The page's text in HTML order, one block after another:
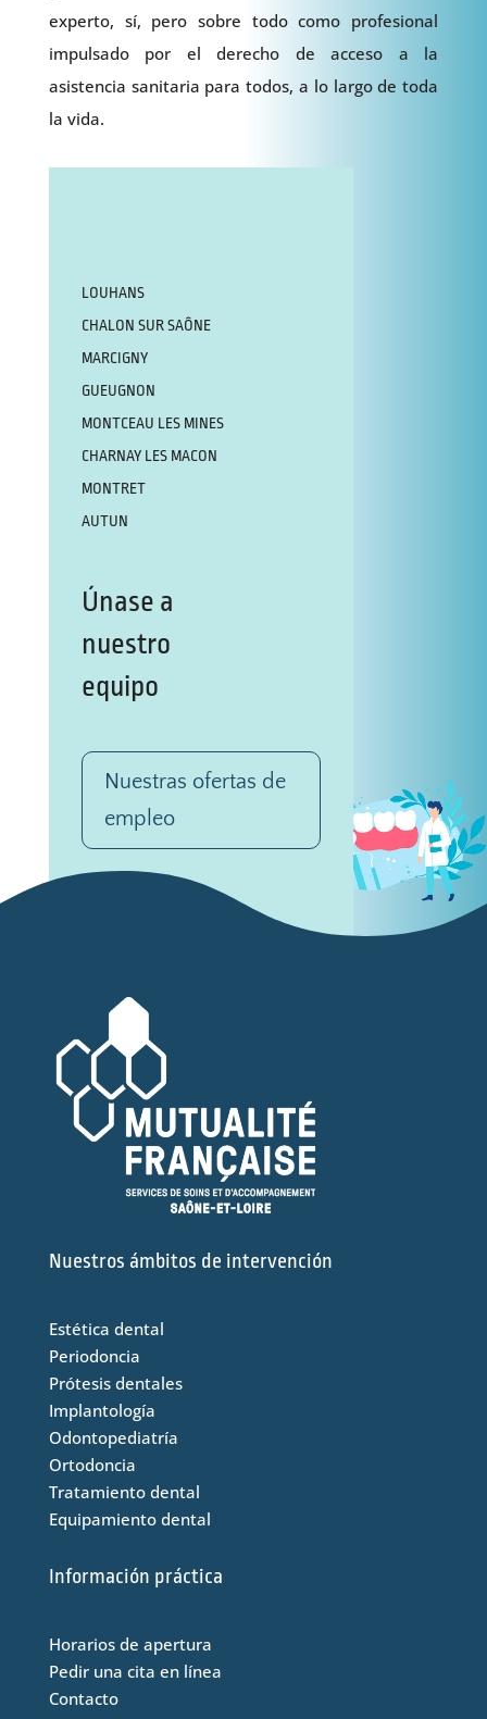
experto, sí, pero sobre todo como profesional
impulsado por el derecho de acceso a la
asistencia sanitaria para todos, a lo largo de toda
la vida.
LOUHANS
CHALON SUR SAÔNE
MARCIGNY
GUEUGNON
MONTCEAU LES MINES
CHARNAY LES MACON
MONTRET
AUTUN
Únase a
nuestro
equipo
Nuestras ofertas de
empleo
Nuestros ámbitos de intervención
Estética dental
Periodoncia
Prótesis dentales
Implantología
Odontopediatría
Ortodoncia
Tratamiento dental
Equipamiento dental
Información práctica
Horarios de apertura
Pedir una cita en línea
Contacto